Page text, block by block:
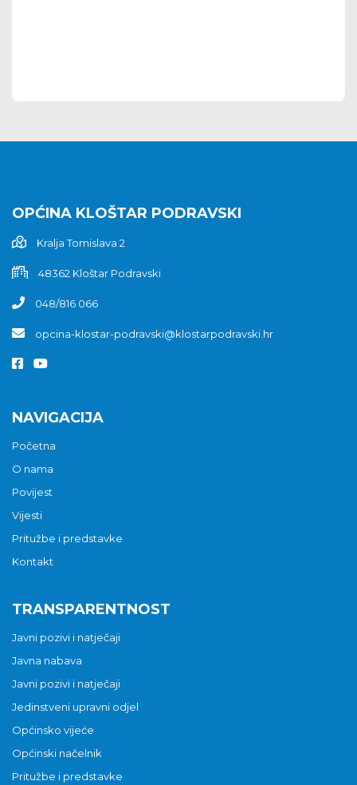
OPĆINA KLOŠTAR PODRAVSKI
Kralja Tomislava 2
48362 Kloštar Podravski
048/816 066
opcina-klostar-podravski@klostarpodravski.hr
NAVIGACIJA
Početna
O nama
Povijest
Vijesti
Pritužbe i predstavke
Kontakt
TRANSPARENTNOST
Javni pozivi i natječaji
Javna nabava
Javni pozivi i natječaji
Jedinstveni upravni odjel
Općinsko vijeće
Općinski načelnik
Pritužbe i predstavke